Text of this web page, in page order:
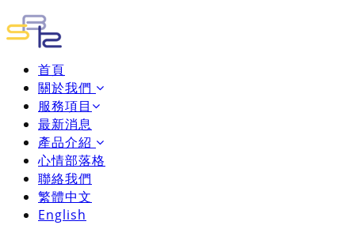
首頁
關於我們
服務項目
最新消息
產品介紹
心情部落格
聯絡我們
繁體中文
English